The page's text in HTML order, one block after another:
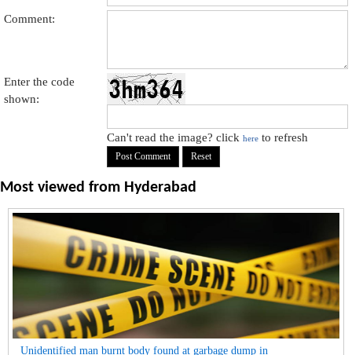
Comment:
Enter the code
shown:
Can't read the image? clickhere to refresh
Most viewed from Hyderabad
Unidentified man burnt body found at garbage dump in